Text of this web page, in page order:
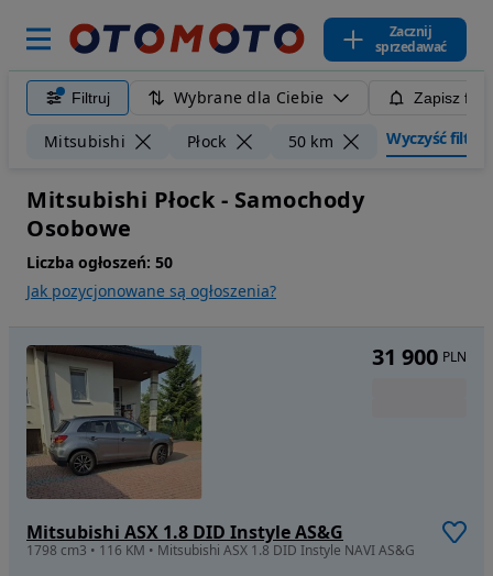
Zacznij
sprzedawać
Filtruj Wybrane dla Ciebie Zapisz
Mitsubishi Płock 50 km Wyczyść filtry
Mitsubishi Płock - Samochody
Osobowe
Liczba ogłoszeń: 50
Jak pozycjonowane są ogłoszenia?
Mitsubishi ASX 1.8 DID Instyle AS&G
1798 cm3 • 116 KM • Mitsubishi ASX 1.8 DID Instyle NAVI AS&G
31 900 PLN